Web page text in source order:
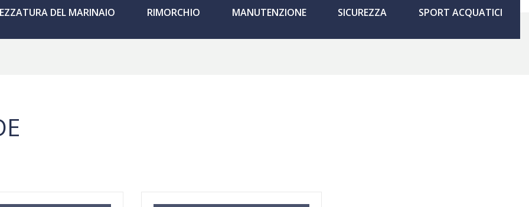
DEL MARINAIO RIMORCHIO MANUTENZIONE SICUREZZA SPORT ACQUATICI